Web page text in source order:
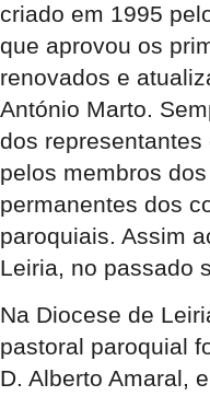
criado em 1995
que aprovou os
renovados e
António Marto.
dos
pelos membros
permanentes dos
paroquiais. Assim
Leiria, no passado
Na Diocese de
pastoral paroquial
D. Alberto Amaral,